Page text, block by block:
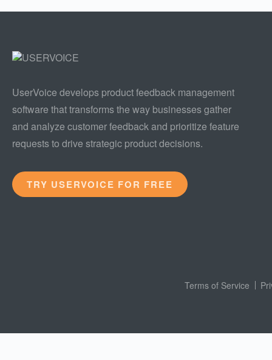
UserVoice develops product feedback management
software that transforms the way businesses gather
and analyze customer feedback and prioritize feature
requests to drive strategic product decisions.
TRY USERVOICE FOR FREE
Terms of Service